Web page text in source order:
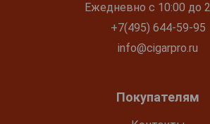
Ежедневно с 10:00 до
+7(495) 644-59-95
info@cigarpro.ru
Покупателям